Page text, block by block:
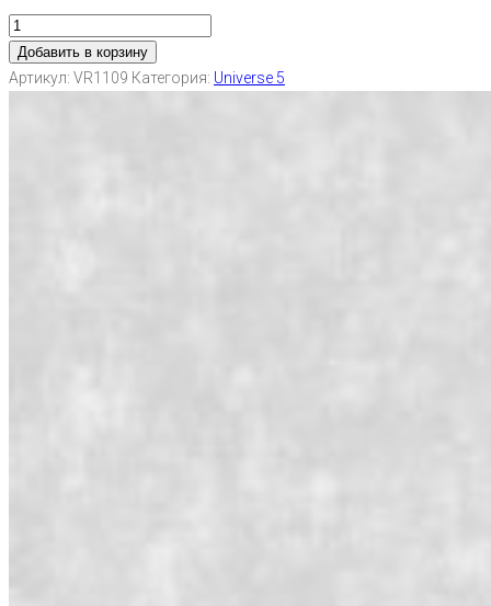
Добавить в корзину
Артикул: VR1109 Категория: Universe 5